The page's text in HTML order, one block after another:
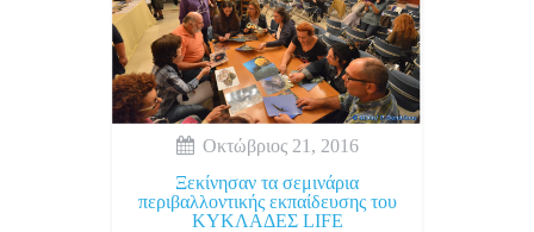
Οκτώβριος 21, 2016
Ξεκίνησαν τα σεμινάρια
περιβαλλοντικής εκπαίδευσης του
ΚΥΚΛΑΔΕΣ LIFE